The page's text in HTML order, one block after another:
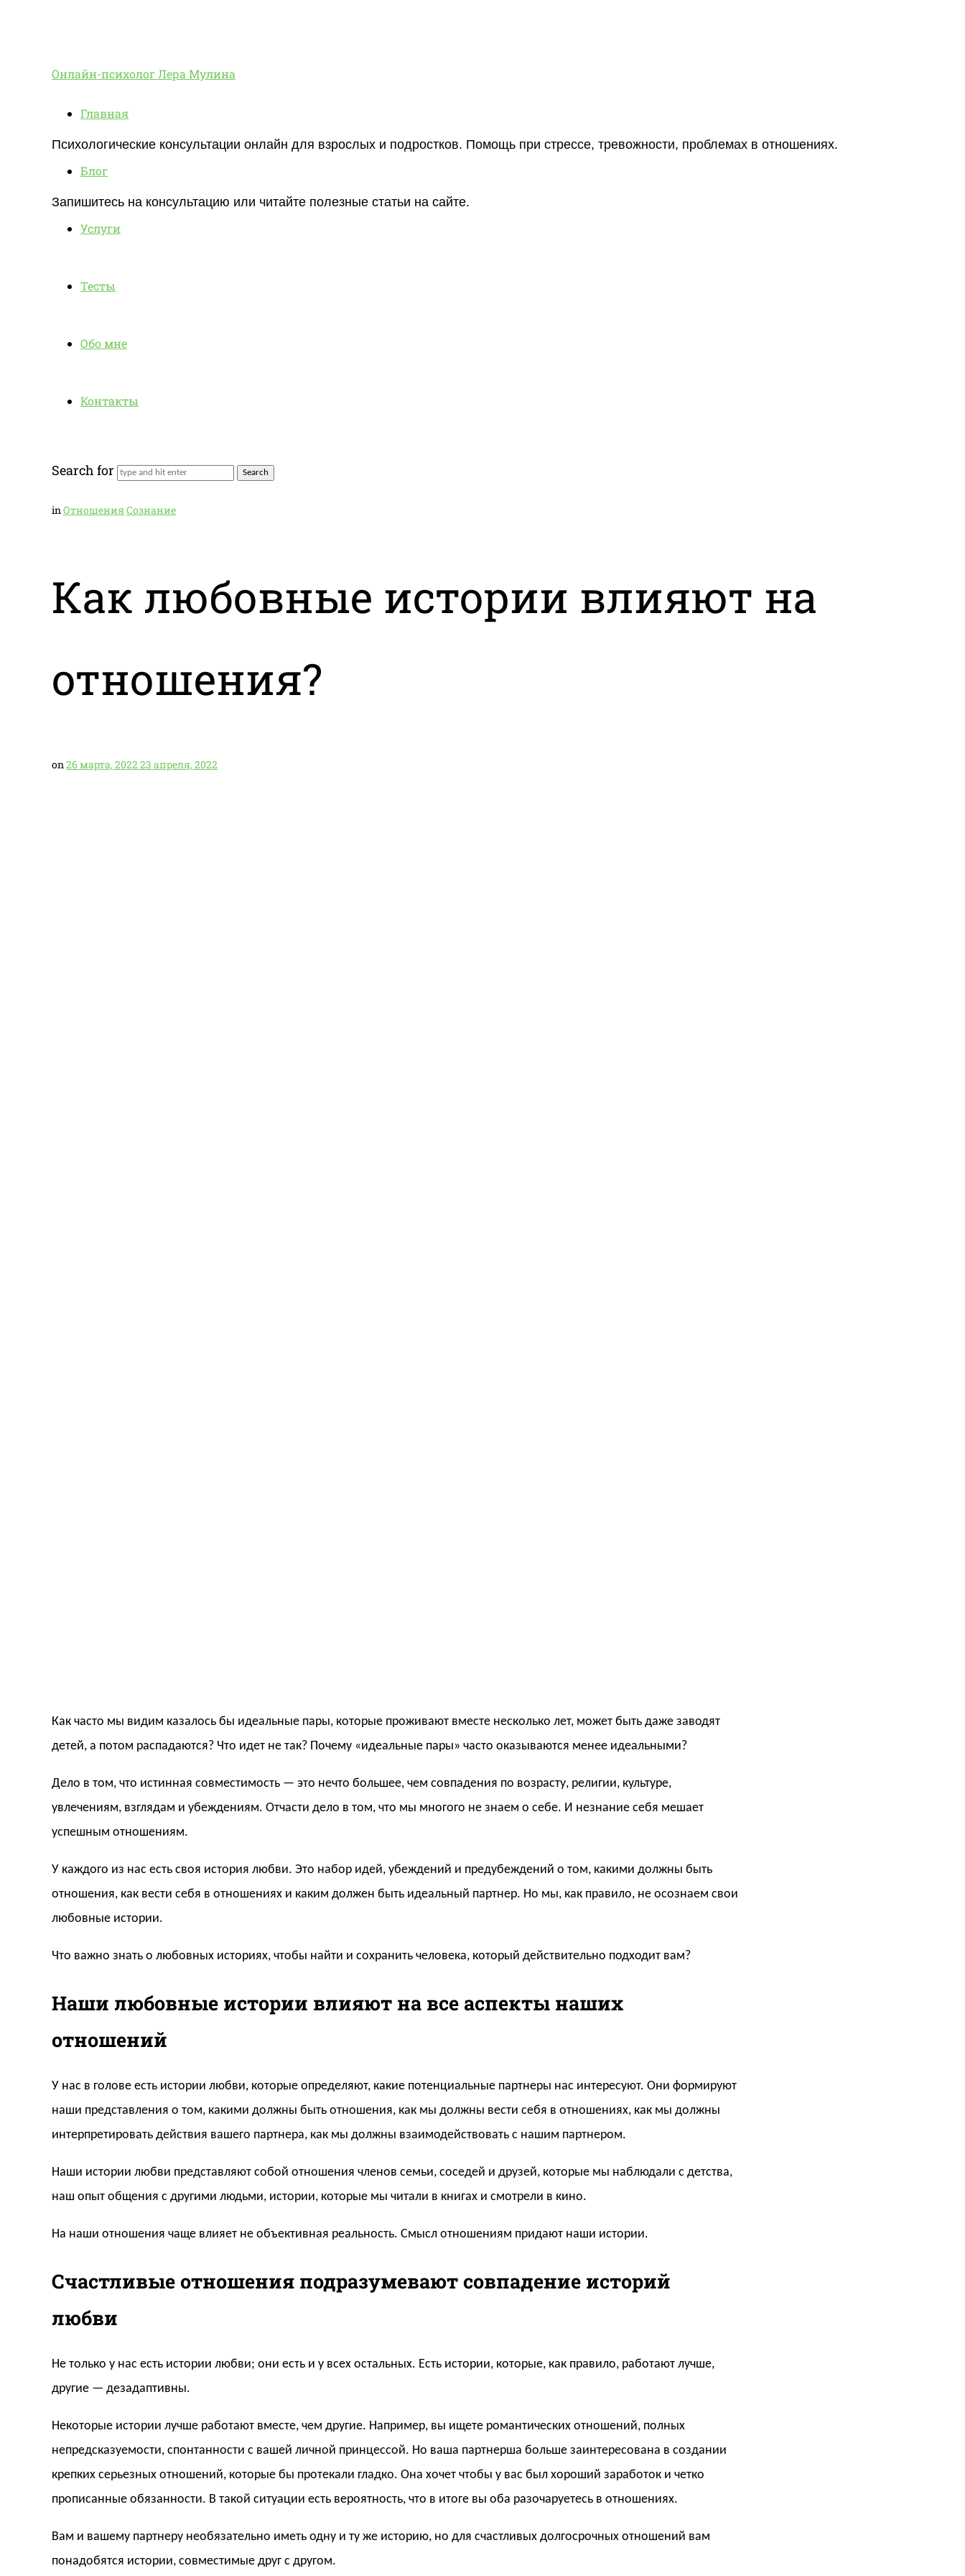
Онлайн-
Онлайн-психолог Лера Мулина
Психологические консультации онлайн для взрослых и подростков. Помощь при стрессе, тревожности, проблемах в отношениях.
Запишитесь на консультацию или читайте полезные статьи на сайте.
Главная
Блог
Услуги
Тесты
Обо мне
Контакты
Search for
inОтношенияСознание
Как любовные истории влияют на
отношения?
on26 марта, 2022 23 апреля, 2022
Как часто мы видим казалось бы идеальные пары, которые проживают вместе несколько лет, может быть даже заводят
детей, а потом распадаются? Что идет не так? Почему «идеальные пары» часто оказываются менее идеальными?
Дело в том, что истинная совместимость — это нечто большее, чем совпадения по возрасту, религии, культуре,
увлечениям, взглядам и убеждениям. Отчасти дело в том, что мы многого не знаем о себе. И незнание себя мешает
успешным отношениям.
У каждого из нас есть своя история любви. Это набор идей, убеждений и предубеждений о том, какими должны быть
отношения, как вести себя в отношениях и каким должен быть идеальный партнер. Но мы, как правило, не осознаем свои
любовные истории.
Что важно знать о любовных историях, чтобы найти и сохранить человека, который действительно подходит вам?
Наши любовные истории влияют на все аспекты наших
отношений
У нас в голове есть истории любви, которые определяют, какие потенциальные партнеры нас интересуют. Они формируют
наши представления о том, какими должны быть отношения, как мы должны вести себя в отношениях, как мы должны
интерпретировать действия вашего партнера, как мы должны взаимодействовать с нашим партнером.
Наши истории любви представляют собой отношения членов семьи, соседей и друзей, которые мы наблюдали с детства,
наш опыт общения с другими людьми, истории, которые мы читали в книгах и смотрели в кино.
На наши отношения чаще влияет не объективная реальность. Смысл отношениям придают наши истории.
Счастливые отношения подразумевают совпадение историй
любви
Не только у нас есть истории любви; они есть и у всех остальных. Есть истории, которые, как правило, работают лучше,
другие — дезадаптивны.
Некоторые истории лучше работают вместе, чем другие. Например, вы ищете романтических отношений, полных
непредсказуемости, спонтанности с вашей личной принцессой. Но ваша партнерша больше заинтересована в создании
крепких серьезных отношений, которые бы протекали гладко. Она хочет чтобы у вас был хороший заработок и четко
прописанные обязанности. В такой ситуации есть вероятность, что в итоге вы оба разочаруетесь в отношениях.
Вам и вашему партнеру необязательно иметь одну и ту же историю, но для счастливых долгосрочных отношений вам
понадобятся истории, совместимые друг с другом.